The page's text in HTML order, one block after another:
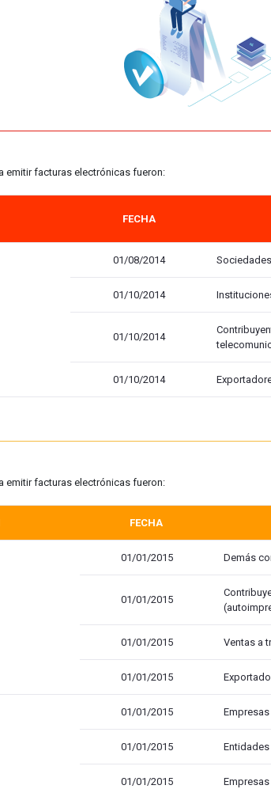
emitir facturas electrónicas fueron:
FECHA
01/08/2014
01/10/2014
01/10/2014
01/10/2014
emitir facturas electrónicas fueron:
FECHA
01/01/2015 Demás
01/01/2015
01/01/2015 Ventas a
01/01/2015
01/01/2015
01/01/2015
01/01/2015